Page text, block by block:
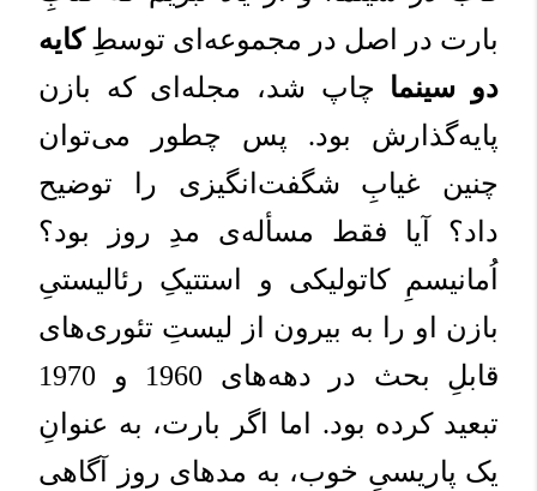
بارت در اصل در مجموعه‌ای توسطِکایه
دو سینما چاپ شد، مجله‌ای که بازن
پایه‌گذارش بود. پس چطور می‌توان
چنین غیابِ شگفت‌انگیزی را توضیح
داد؟ آیا فقط مسأله‌ی مدِ روز بود؟
اُمانیسمِ کاتولیکی و استتیکِ رئالیستیِ
بازن او را به بیرون از لیستِ تئوری‌های
قابلِ بحث در دهه‌های 1960 و 1970
تبعید کرده بود. اما اگر بارت، به عنوانِ
یک پاریسیِ خوب، به مدهای روز آگاهی